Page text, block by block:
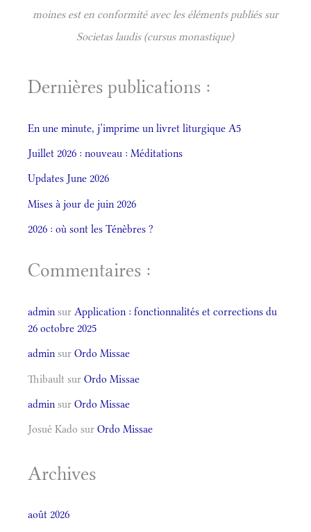
moines est en conformité avec les éléments publiés sur
Societas laudis (cursus monastique)
Dernières publications :
En une minute, j’imprime un livret liturgique A5
Juillet 2026 : nouveau : Méditations
Updates June 2026
Mises à jour de juin 2026
2026 : où sont les Ténèbres ?
Commentaires :
admin sur Application : fonctionnalités et corrections du
26 octobre 2025
admin sur Ordo Missae
Thibault sur Ordo Missae
admin sur Ordo Missae
Josué Kado sur Ordo Missae
Archives
août 2026